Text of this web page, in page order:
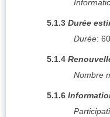
5.1.3 Durée
Durée: 60
5.1.4
Nombre
5.1.6